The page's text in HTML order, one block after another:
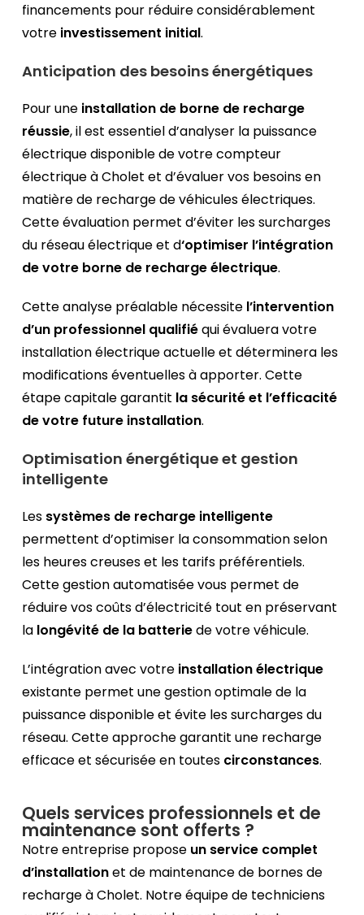
financements pour réduire considérablement
votre investissement initial.
Anticipation des besoins énergétiques
Pour une installation de borne de recharge
réussie, il est essentiel d’analyser la puissance
électrique disponible de votre compteur
électrique à Cholet et d’évaluer vos besoins en
matière de recharge de véhicules électriques.
Cette évaluation permet d’éviter les surcharges
du réseau électrique et d‘optimiser l’intégration
de votre borne de recharge électrique.
Cette analyse préalable nécessite l’intervention
d’un professionnel qualifiéqui évaluera votre
installation électrique actuelle et déterminera les
modifications éventuelles à apporter. Cette
étape capitale garantit la sécurité et l’efficacité
de votre future installation.
Optimisation énergétique et gestion
intelligente
Les systèmes de recharge intelligente
permettent d’optimiser la consommation selon
les heures creuses et les tarifs préférentiels.
Cette gestion automatisée vous permet de
réduire vos coûts d’électricité tout en préservant
la longévité de la batteriede votre véhicule.
L’intégration avec votre installation électrique
existante permet une gestion optimale de la
puissance disponible et évite les surcharges du
réseau. Cette approche garantit une recharge
efficace et sécurisée en toutes circonstances.
Quels services professionnels et de
maintenance sont offerts ?
Notre entreprise propose un service complet
d’installationet de maintenance de bornes de
recharge à Cholet. Notre équipe de techniciens